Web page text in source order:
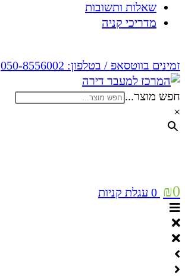
שאלות ותשובות
מדריכי קניה
זמינים בווטסאפ / בטלפון: 050-8556002
חפש מוצר...
×
₪0
0 עגלת קניות